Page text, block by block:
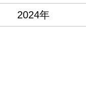
2024年